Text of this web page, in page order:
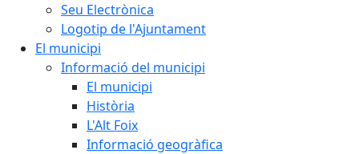
Seu Electrònica
Logotip de l'Ajuntament
El municipi
Informació del municipi
El municipi
Història
L'Alt Foix
Informació geogràfica